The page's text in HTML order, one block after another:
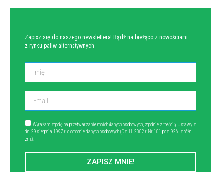
Zapisz się do naszego newslettera! Bądź na bieżąco z nowościami
z rynku paliw alternatywnych
Wyrażam zgodę na przetwarzanie moich danych osobowych, zgodnie z treścią Ustawy z
dn. 29 sierpnia 1997 r. o ochronie danych osobowych (Dz. U. 2002 r. Nr 101 poz. 926, z późn.
zm.).
ZAPISZ MNIE!